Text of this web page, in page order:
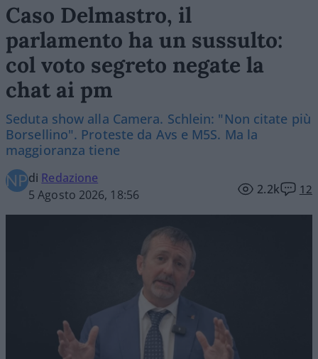
Caso Delmastro, il
parlamento ha un sussulto:
col voto segreto negate la
chat ai pm
Seduta show alla Camera. Schlein: "Non citate più
Borsellino". Proteste da Avs e M5S. Ma la
maggioranza tiene
di Redazione
5 Agosto 2026, 18:56
2.2k 12